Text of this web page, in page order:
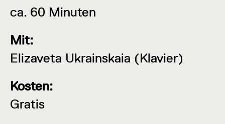
ca. 60 Minuten
Mit:
Elizaveta Ukrainskaia (Klavier)
Kosten:
Gratis